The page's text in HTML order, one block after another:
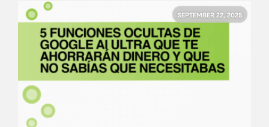
SEPTEMBER 22, 2025